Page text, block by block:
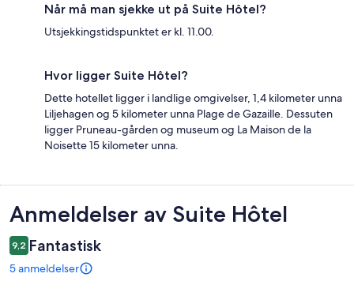
Når må man sjekke ut på Suite Hôtel?
Utsjekkingstidspunktet er kl. 11.00.
Hvor ligger Suite Hôtel?
Dette hotellet ligger i landlige omgivelser, 1,4 kilometer unna
Liljehagen og 5 kilometer unna Plage de Gazaille. Dessuten
ligger Pruneau-gården og museum og La Maison de la
Noisette 15 kilometer unna.
Anmeldelser
Anmeldelser av Suite Hôtel
9,2 Fantastisk
5 anmeldelser